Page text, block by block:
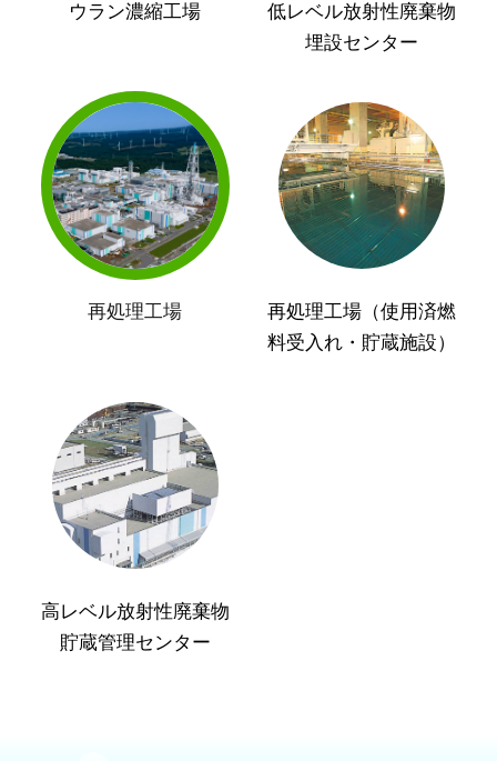
ウラン濃縮工場
低レベル放射性廃棄物
埋設センター
再処理工場
再処理工場（使用済燃
料受入れ・貯蔵施設）
高レベル放射性廃棄物
貯蔵管理センター